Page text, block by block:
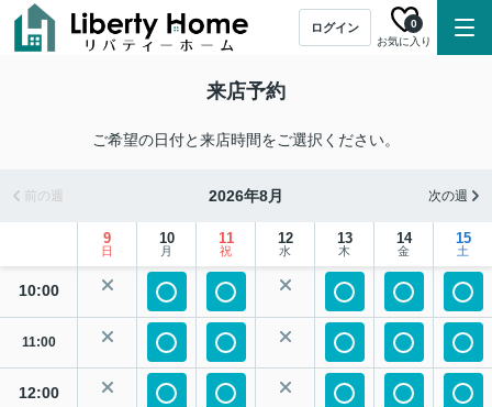
ログイン
お気に入り
0
来店予約
ご希望の日付と来店時間をご選択ください。
前の週 2026年8月 次の週
9
日
10
月
11
祝
12
水
13
木
14
金
15
土
10:00
11:00
12:00